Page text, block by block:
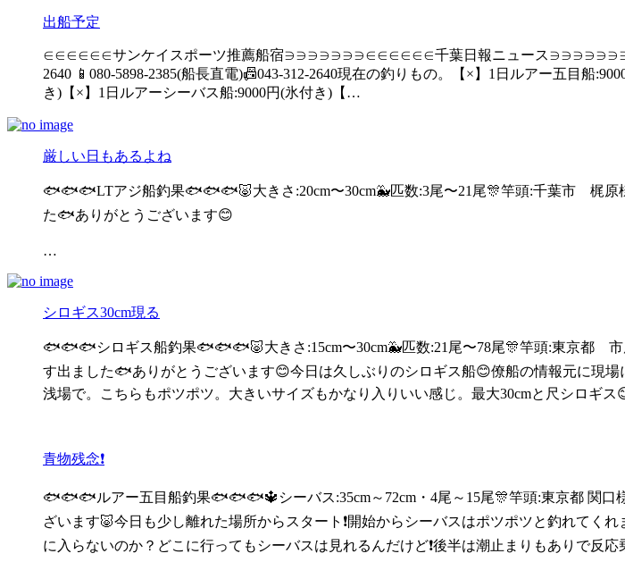
出船予定
∈∈∈∈∈∈サンケイスポーツ推薦船宿∋∋∋∋∋∋∋∈∈∈∈∈∈千葉日報ニュース
2640 📱080-5898-2385(船長直電)📠043-312-2640現在の釣りもの。【×】1日ルアー五目船
き)【×】1日ルアーシーバス船:9000円(氷付き)【…
厳しい日もあるよね
🐟🐟🐟LTアジ船釣果🐟🐟🐟🐷大きさ:20cm〜30cm🐳匹数:3尾〜21尾🎊竿頭:千葉市 梶
た🐟ありがとうございます😊
…
シロギス30cm現る
🐟🐟🐟シロギス船釣果🐟🐟🐟🐷大きさ:15cm〜30cm🐳匹数:21尾〜78尾🎊竿頭:東京都
す出ました🐟ありがとうございます😊今日は久しぶりのシロギス船😊僚船の情報元に現
浅場で。こちらもポツポツ。大きいサイズもかなり入りいい感じ。最大30cmと尺シロギ
青物残念❗
🐟🐟🐟ルアー五目船釣果🐟🐟🐟🔱シーバス:35cm～72cm・4尾～15尾🎊竿頭:東京都 関口
ざいます🐷今日も少し離れた場所からスタート❗開始からシーバスはポツポツと釣れてく
に入らないのか？どこに行ってもシーバスは見れるんだけど❗後半は潮止まりもありで反